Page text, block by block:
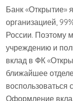
Банк «Открытие»
организацией,
России. Поэтому
учреждению и
вклад в ФК
ближайшее
воспользоваться
Оформление